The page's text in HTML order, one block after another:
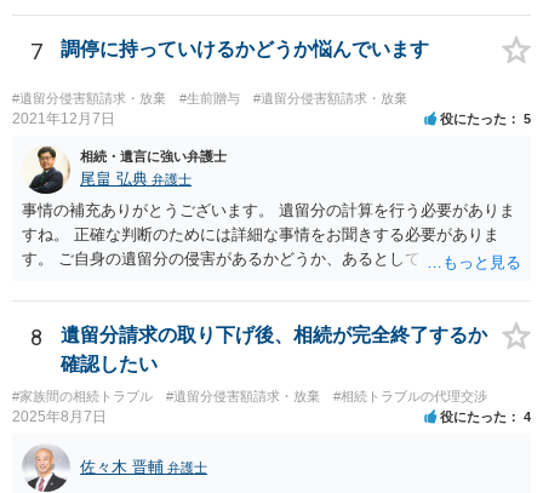
め、後からひっくり返すということは難しくなってくるかと思われま
す。 公開相談の場でのご相談については、どうしても限界が出てしま
7 調停に持っていけるかどうか悩んでいます
#遺留分侵害額請求・放棄 #生前贈与 #遺留分侵害額請求・放棄
2021年12月7日 役にたった 5
相続・遺言に強い弁護士
尾畠 弘典 弁護士
事情の補充ありがとうございます。 遺留分の計算を行う必要がありま
すね。 正確な判断のためには詳細な事情をお聞きする必要がありま
す。 ご自身の遺留分の侵害があるかどうか、あるとしてどの程度の金
相談されるのが良いと思います。
8
遺留分請求の取り下げ後、相続が完全終了するか
確認したい
#家族間の相続トラブル #遺留分侵害額請求・放棄 #相続トラブルの代理交渉
2025年8月7日 役にたった 4
佐々木 晋輔 弁護士